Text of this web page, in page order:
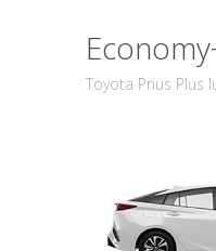
Toyota Prius Plus